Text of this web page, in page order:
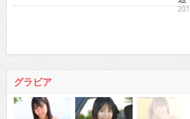
ゴー☆ジャス 『夢が叶うと
グラビア